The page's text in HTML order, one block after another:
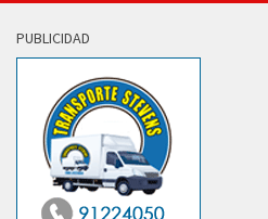
PUBLICIDAD